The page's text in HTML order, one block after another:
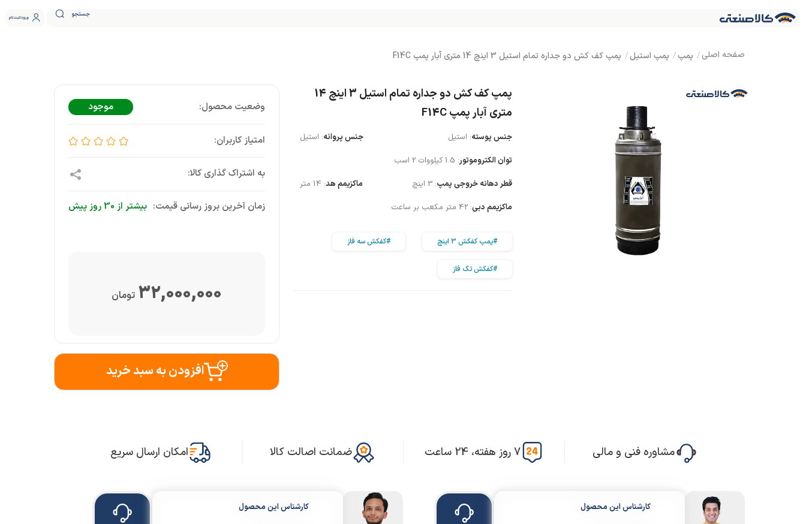
جستجو ورود ثبت نام
پمپ پمپ استیل پمپ کف کش دو جداره تمام استیل 3 اینچ 14 متری آبار پمپ F14C
پمپ کف کش دو جداره تمام استیل 3 اینچ 14
متری آبار پمپ F14C
جنس پوسته: استیل جنس پروانه: استیل
توان الکتروموتور: 1.5 کیلووات 2 اسب
قطر دهانه خروجی پمپ: 3 اینچ ماکزیمم هد: 14 متر
ماکزیمم دبی: 42 متر مکعب بر ساعت
#پمپ کفکش 3 اینچ #کفکش سه فاز
#کفکش تک فاز
موجود
زمان آخرین بروز رسانی قیمت: بیشتر از 30 روز پیش
32,000,000 تومان
افزودن به سبد خرید
مشاوره فنی و مالی 7 روز هفته، 24 ساعت ضمانت اصالت کالا امکان ارسال سریع
کارشناس این محصول کارشناس این محصول